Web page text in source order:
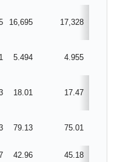
6カ月で対前年同期比
ルが着韓！⇒ さっそ
極右勢力」のプラカー
16,695 17,328
5.494 4.955
18.01 17.47
79.13 75.01
42.96 45.18